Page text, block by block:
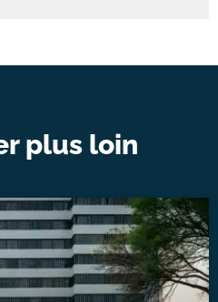
plus loin